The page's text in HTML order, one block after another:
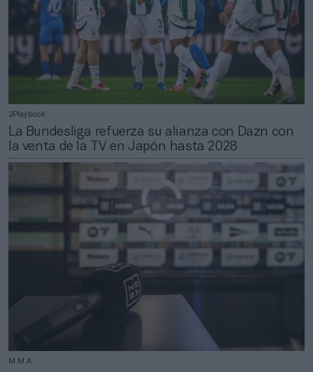
2Playbook
La Bundesliga refuerza su alianza con Dazn con
la venta de la TV en Japón hasta 2028
M.M.A.